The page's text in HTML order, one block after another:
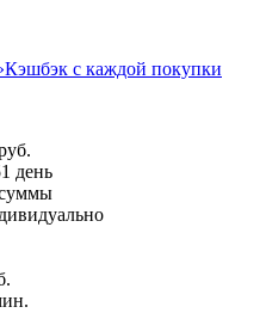
Кэшбэк с каждой покупки
день